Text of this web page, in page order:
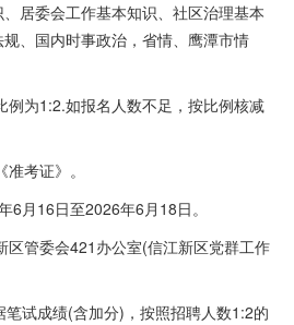
居委会工作基本知识、社区治理基本
、国内时事政治，省情、鹰潭市情
例为1:2.如报名人数不足，按比例核减
考证》。
6月16日至2026年6月18日。
区管委会421办公室(信江新区党群工作
试成绩(含加分)，按照招聘人数1:2的